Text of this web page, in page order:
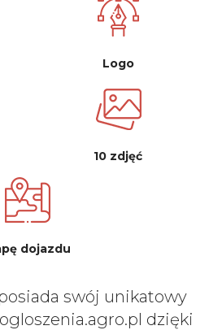
Logo
10 zdjęć
dojazdu
swój unikatowy
dzięki